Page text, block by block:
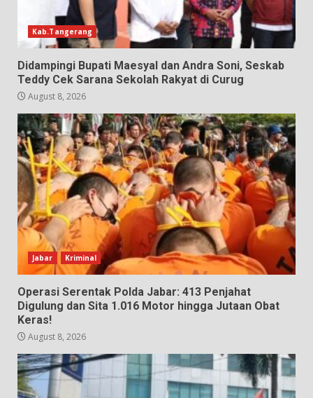
Kab.Tangerang
Didampingi Bupati Maesyal dan Andra Soni, Seskab
Teddy Cek Sarana Sekolah Rakyat di Curug
August 8, 2026
Jabar Kriminal
Operasi Serentak Polda Jabar: 413 Penjahat
Digulung dan Sita 1.016 Motor hingga Jutaan Obat
Keras!
August 8, 2026